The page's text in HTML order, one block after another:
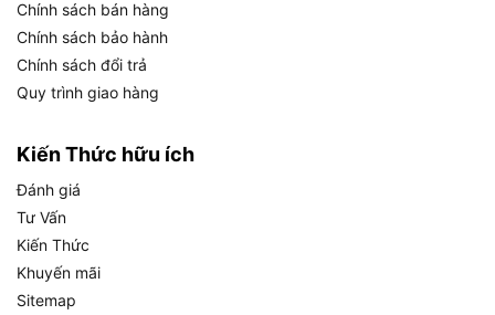
Trọng lượng nhẹ: Chỉ 0.3kg, cho phép làm việc
lâu mà không mỏi tay, phù hợp cho cả vị trí
trên cao.
Mã sản phẩm: THT59126.
Thương hiệu: Total.
Xuất xứ: Trung Quốc.
Kích thước lưỡi cưa: 355mm (14 inch), 11 TPI.
Chính sách bán hàng
Chính sách bảo hành
Chính sách đổi trả
Quy trình giao hàng
Kiến Thức hữu ích
Đánh giá
Tư Vấn
Kiến Thức
Khuyến mãi
Sitemap